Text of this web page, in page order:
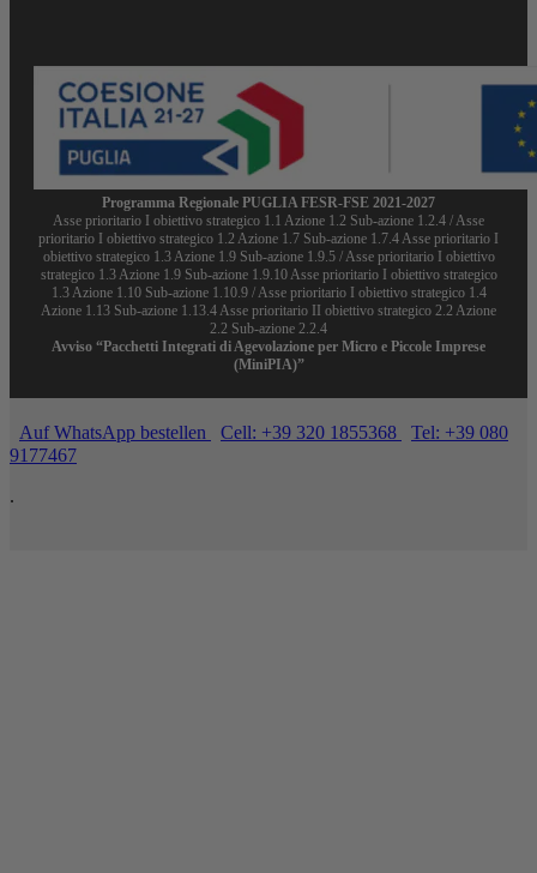
Programma Regionale PUGLIA FESR-FSE 2021-2027
Asse prioritario I obiettivo strategico 1.1 Azione 1.2 Sub-azione 1.2.4 / Asse
prioritario I obiettivo strategico 1.2 Azione 1.7 Sub-azione 1.7.4 Asse prioritario I
obiettivo strategico 1.3 Azione 1.9 Sub-azione 1.9.5 / Asse prioritario I obiettivo
strategico 1.3 Azione 1.9 Sub-azione 1.9.10 Asse prioritario I obiettivo strategico
1.3 Azione 1.10 Sub-azione 1.10.9 / Asse prioritario I obiettivo strategico 1.4
Azione 1.13 Sub-azione 1.13.4 Asse prioritario II obiettivo strategico 2.2 Azione
2.2 Sub-azione 2.2.4
Avviso “Pacchetti Integrati di Agevolazione per Micro e Piccole Imprese
(MiniPIA)”
Auf WhatsApp bestellen Cell: +39 320 1855368
Tel: +39 080
9177467
.